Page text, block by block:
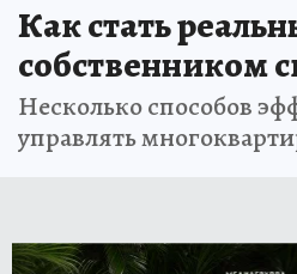
Как стать
собственником
Несколько способов
управлять